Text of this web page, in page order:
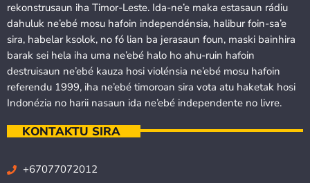
rekonstrusaun iha Timor-Leste. Ida-ne’e maka estasaun rádiu
dahuluk ne’ebé mosu hafoin independénsia, halibur foin-sa’e
sira, habelar ksolok, no fó lian ba jerasaun foun, maski bainhira
barak sei hela iha uma ne’ebé halo ho ahu-ruin hafoin
destruisaun ne’ebé kauza hosi violénsia ne’ebé mosu hafoin
referendu 1999, iha ne’ebé timoroan sira vota atu haketak hosi
Indonézia no harii nasaun ida ne’ebé independente no livre.
KONTAKTU SIRA
+67077072012